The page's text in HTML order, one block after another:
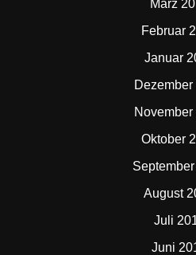
März
Februar
Januar
Dezember
November
Oktober
August
Juli
Juni